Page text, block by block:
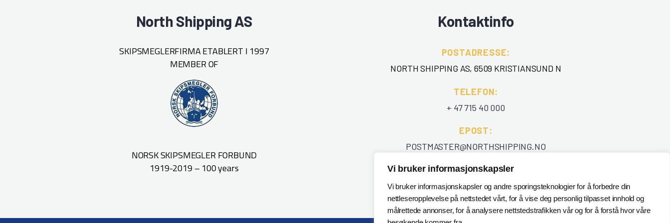
Vi bruker informasjonskapsler
Vi bruker informasjonskapsler og andre sporingsteknologier for å forbedre din
nettleseropplevelse på nettstedet vårt, for å vise deg personlig tilpasset innhold og
målrettede annonser, for å analysere nettstedstrafikken vår og for å forstå hvor våre
North Shipping AS
SKIPSMEGLERFIRMA ETABLERT I 1997
MEMBER OF
NORSK SKIPSMEGLER FORBUND
1919-2019 – 100 years
Kontaktinfo
POSTADRESSE:
NORTH SHIPPING AS, 6509 KRISTIANSUND N
TELEFON:
+ 47 715 40 000
EPOST:
POSTMASTER@NORTHSHIPPING.NO